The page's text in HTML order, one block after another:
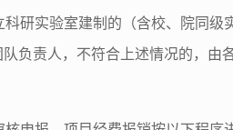
研实验室建制的（含校、院同级
负责人，不符合上述情况的，由